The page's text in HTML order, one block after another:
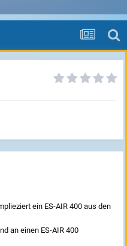
ein ES-AIR 400 aus den
an einen ES-AIR 400